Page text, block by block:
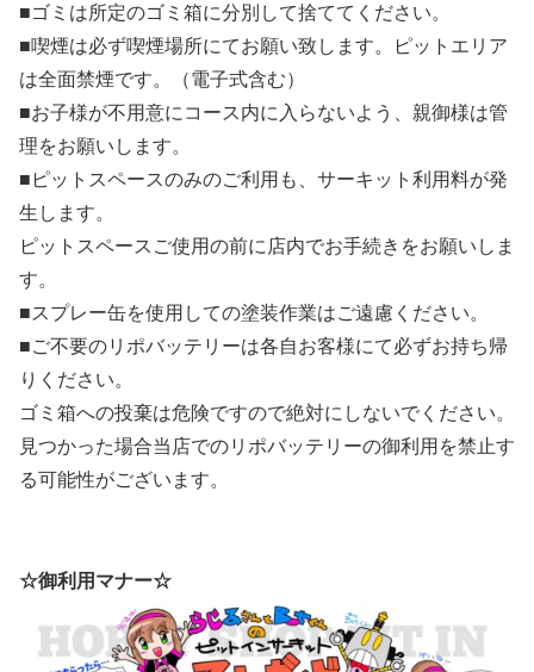
■ゴミは所定のゴミ箱に分別して捨ててください。
■喫煙は必ず喫煙場所にてお願い致します。ピットエリア
は全面禁煙です。（電子式含む）
■お子様が不用意にコース内に入らないよう、親御様は管
理をお願いします。
■ピットスペースのみのご利用も、サーキット利用料が発
生します。
ピットスペースご使用の前に店内でお手続きをお願いしま
す。
■スプレー缶を使用しての塗装作業はご遠慮ください。
■ご不要のリポバッテリーは各自お客様にて必ずお持ち帰
りください。
ゴミ箱への投棄は危険ですので絶対にしないでください。
見つかった場合当店でのリポバッテリーの御利用を禁止す
る可能性がございます。
☆御利用マナー☆